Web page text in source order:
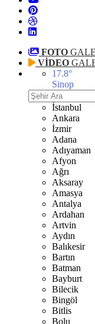
FOTO
VİDEO
17.8°
Sinop
İstanbul
Ankara
İzmir
Adana
Adıyaman
Afyon
Ağrı
Aksaray
Amasya
Antalya
Ardahan
Artvin
Aydın
Balıkesir
Bartın
Batman
Bayburt
Bilecik
Bingöl
Bitlis
Bolu